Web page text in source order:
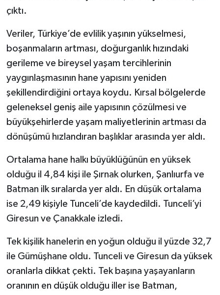
çıktı.
Veriler, Türkiye’de evlilik yaşının yükselmesi,
boşanmaların artması, doğurganlık hızındaki
gerileme ve bireysel yaşam tercihlerinin
yaygınlaşmasının hane yapısını yeniden
şekillendirdiğini ortaya koydu. Kırsal bölgelerde
geleneksel geniş aile yapısının çözülmesi ve
büyükşehirlerde yaşam maliyetlerinin artması da
dönüşümü hızlandıran başlıklar arasında yer aldı.
Ortalama hane halkı büyüklüğünün en yüksek
olduğu il 4,84 kişi ile Şırnak olurken, Şanlıurfa ve
Batman ilk sıralarda yer aldı. En düşük ortalama
ise 2,49 kişiyle Tunceli’de kaydedildi. Tunceli’yi
Giresun ve Çanakkale izledi.
Tek kişilik hanelerin en yoğun olduğu il yüzde 32,7
ile Gümüşhane oldu. Tunceli ve Giresun da yüksek
oranlarla dikkat çekti. Tek başına yaşayanların
oranının en düşük olduğu iller ise Batman,